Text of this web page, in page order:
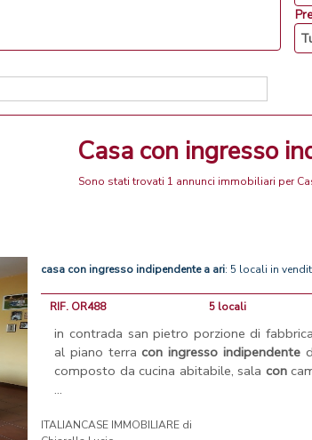
Casa con ingresso
Sono stati trovati 1 annunci immobiliari per
casa con ingresso indipendente a ari: 5 locali in
RIF. OR488 5 locali
in contrada san pietro porzione di
al piano terracon ingresso indipendente
composto da cucina abitabile, sala con
...
ITALIANCASE IMMOBILIARE di